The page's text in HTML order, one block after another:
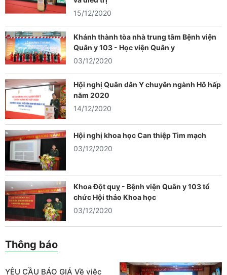
15/12/2020
Khánh thành tòa nhà trung tâm Bệnh viện
Quân y 103 - Học viện Quân y
03/12/2020
Hội nghị Quân dân Y chuyên ngành Hô hấp
năm 2020
14/12/2020
Hội nghị khoa học Can thiệp Tim mạch
03/12/2020
Khoa Đột quỵ - Bệnh viện Quân y 103 tổ
chức Hội thảo Khoa học
03/12/2020
Thông báo
YÊU CẦU BÁO GIÁ Về việc